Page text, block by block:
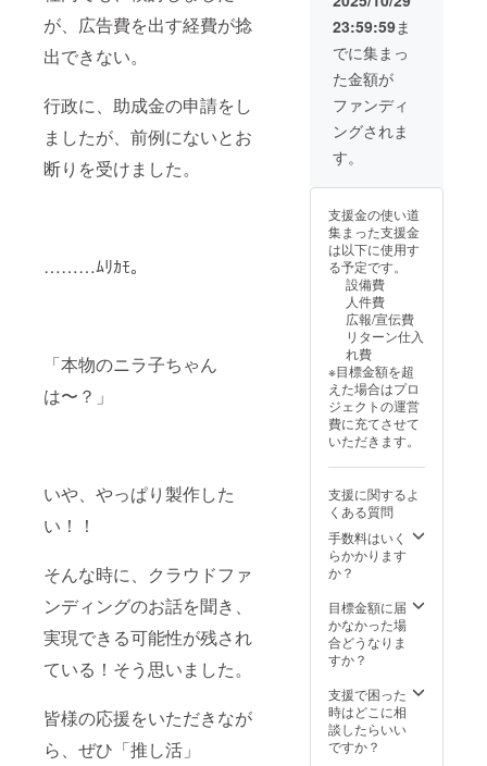
が、広告費を出す経費が捻
出できない。
行政に、助成金の申請をし
ましたが、前例にないとお
断りを受けました。
………ﾑﾘｶﾓ。
「本物のニラ子ちゃん
は〜？」
いや、やっぱり製作した
い！！
そんな時に、クラウドファ
ンディングのお話を聞き、
実現できる可能性が残され
ている！そう思いました。
皆様の応援をいただきなが
ら、ぜひ「推し活」
着とニ
ラ子
セッ
ト、米
粉餃子
を送ら
せてい
ただき
欄】掲
載する
お名前
を備考
欄に記
入お願
いいた
しま
す。
ポン
サー様
に、５
着提
供。 ニ
ラ子
が、着
ぐるみ
に、
「食品
ロス
ワーク
ショッ
プ」を
大分で
開催い
たしま
す。 司
会：え
とう窓
口 内
容：食
品ロス
につい
て学ぼ
開発 小
学生の
親子15
組をご
のスポ
ンサー
ドで
欄】掲
載する
お名前
を備考
いに行
くリ
ターン
実施地
域を記
入して
くださ
い
ニラ子
誕生〜
３年間
・掲載
方法：
文字の
み、ロ
ゴ／バ
不可 ・
イズ：
大 ・支
援時、
必ず備
考欄に
希望さ
れるお
名前を
くださ
い。 赤
枠…３
名
様
ニラ子
泣（５
９）ス
ポン
サー 黄
枠…18
様
ニラ子
のサン
キュー
９）ス
ポン
サー 青
枠…60
23:59:59ま
でに集まっ
た金額が
ファンディ
ングされま
す。
支援金の使い道
集まった支援金
は以下に使用す
る予定です。
設備費
人件費
広報/宣伝費
リターン仕入
れ費
※目標金額を超
えた場合はプロ
ジェクトの運営
費に充てさせて
いただきます。
支援に関するよ
くある質問
手数料はいく
らかかります
か？
目標金額に届
かなかった場
合どうなりま
すか？
支援で困った
時はどこに相
談したらいい
ですか？